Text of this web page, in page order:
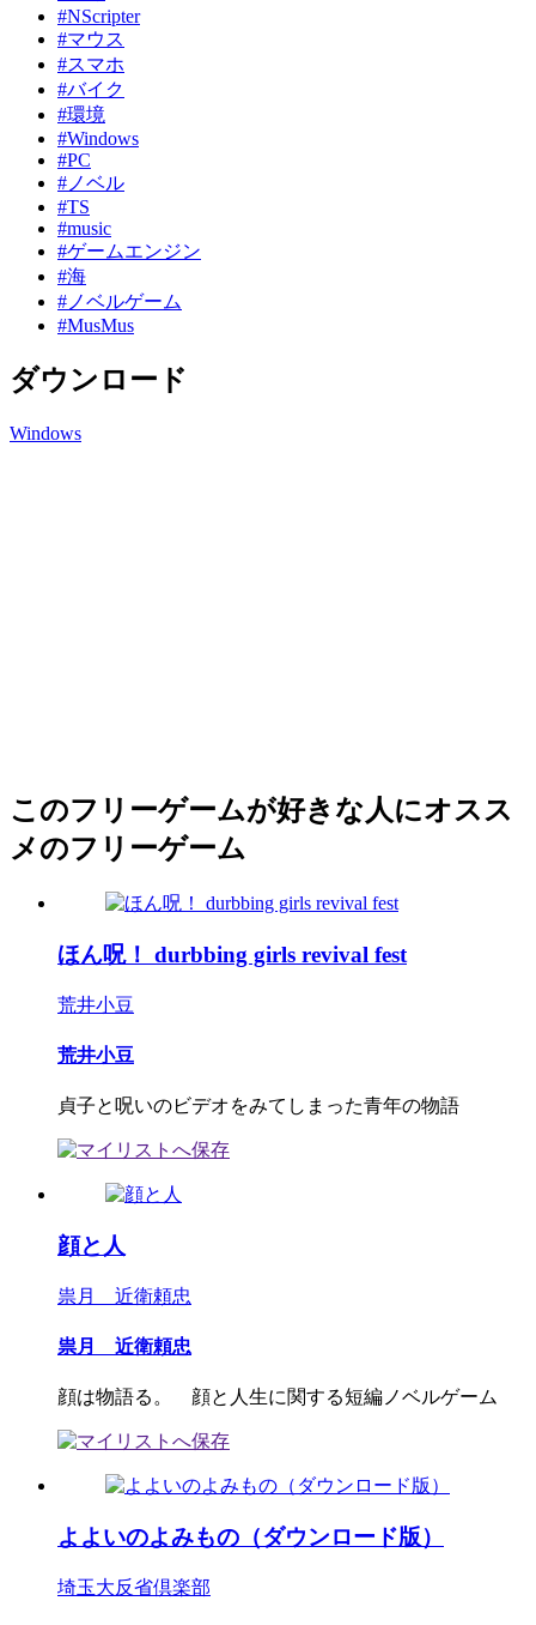
#NScripter
#マウス
#スマホ
#バイク
#環境
#Windows
#PC
#ノベル
#TS
#music
#ゲームエンジン
#海
#ノベルゲーム
#MusMus
ダウンロード
Windows
このフリーゲームが好きな人にオスス
メのフリーゲーム
ほん呪！ durbbing girls revival fest
荒井小豆
荒井小豆
貞子と呪いのビデオをみてしまった青年の物語
顔と人
祟月 近衛頼忠
祟月 近衛頼忠
顔は物語る。 顔と人生に関する短編ノベルゲーム
よよいのよみもの（ダウンロード版）
埼玉大反省倶楽部